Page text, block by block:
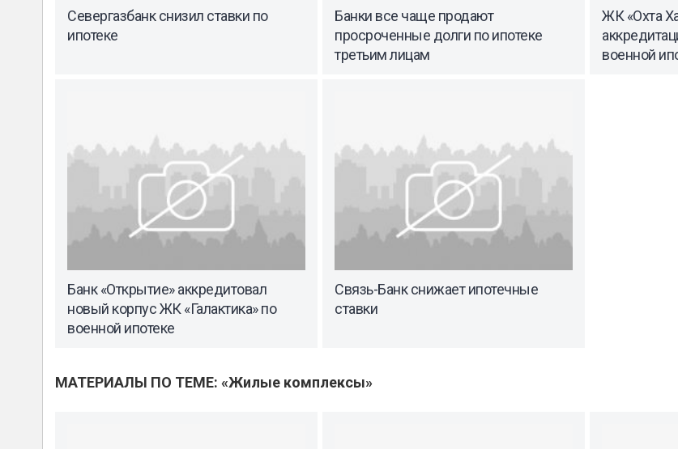
Севергазбанк снизил ставки по
ипотеке
Банки все чаще продают
просроченные долги по ипотеке
третьим лицам
ЖК «Охта
военной
Банк «Открытие» аккредитовал
новый корпус ЖК «Галактика» по
военной ипотеке
Связь-Банк снижает ипотечные
ставки
МАТЕРИАЛЫ ПО ТЕМЕ: «Жилые комплексы»